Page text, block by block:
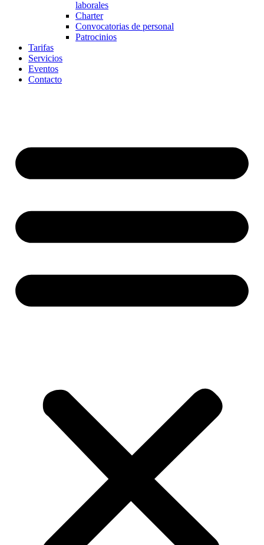
laborales
Charter
Convocatorias de personal
Patrocinios
Tarifas
Servicios
Eventos
Contacto